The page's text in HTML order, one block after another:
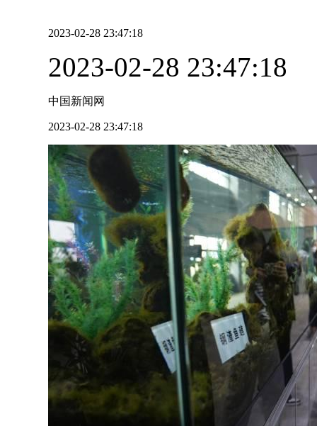
2023-02-28 23:47:18
2023-02-28 23:47:18
中国新闻网
2023-02-28 23:47:18